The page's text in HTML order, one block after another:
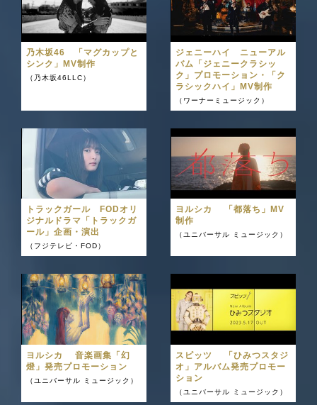
乃木坂46 「マグカップと
シンク」MV制作
（乃木坂46LLC）
ジェニーハイ ニューアル
バム「ジェニークラシッ
ク」プロモーション・「ク
ラシックハイ」MV制作
（ワーナーミュージック）
トラックガール FODオリ
ジナルドラマ「トラックガ
ール」企画・演出
（フジテレビ・FOD）
ヨルシカ 「都落ち」MV
制作
（ユニバーサル ミュージック）
ヨルシカ 音楽画集「幻
燈」発売プロモーション
（ユニバーサル ミュージック）
スピッツ 「ひみつスタジ
オ」アルバム発売プロモー
ション
（ユニバーサル ミュージック）